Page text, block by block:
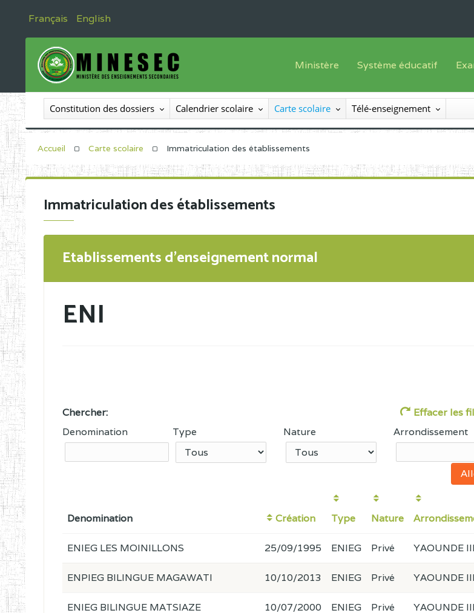
Français English
Ministère
Le Ministre
Le SEESEN
Inspection Générale des
Organigramme
Système éducatif
Offre de formation
Progammes d'études
Constitution des dossiers Calendrier scolaire Carte scolaire Télé-enseignement
Accueil Carte scolaire Immatriculation des établissements
Immatriculation des établissements
Etablissements d'enseignement normal
ENI
Chercher:
Effacer les
Denomination
Type Nature Arrondissement
Denomination Création Type Nature
ENIEG LES MOINILLONS 25/09/1995 ENIEG Privé YAOUNDE III
ENPIEG BILINGUE MAGAWATI 10/10/2013 ENIEG Privé YAOUNDE III
ENIEG BILINGUE MATSIAZE 10/07/2000 ENIEG Privé YAOUNDE III